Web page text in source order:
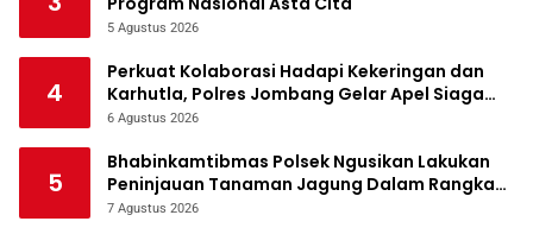
5 Agustus 2026
4
Perkuat Kolaborasi Hadapi Kekeringan dan
Karhutla, Polres Jombang Gelar Apel Siaga
Bencana
6 Agustus 2026
5
Bhabinkamtibmas Polsek Ngusikan Lakukan
Peninjauan Tanaman Jagung Dalam Rangka
Mendukung Ketahanan Pangan
7 Agustus 2026